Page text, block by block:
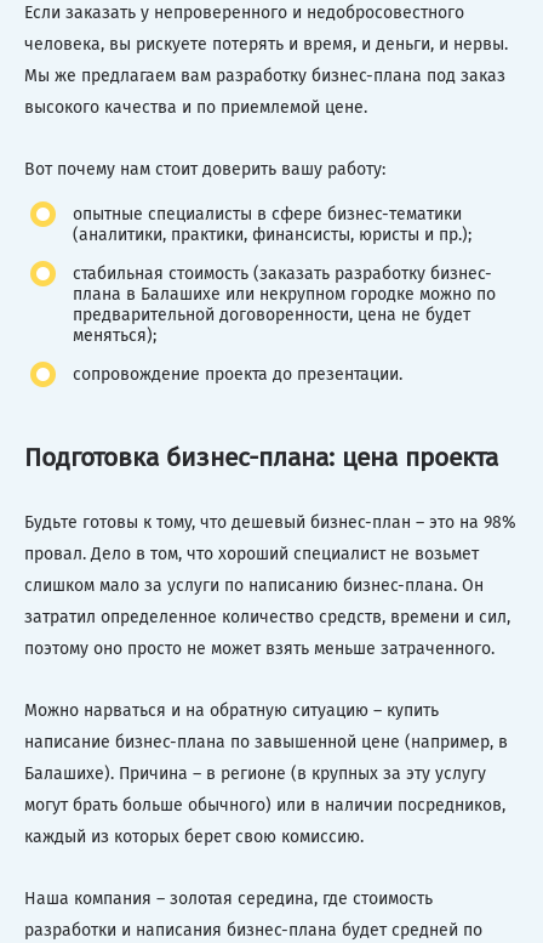
Если заказать у непроверенного и недобросовестного
человека, вы рискуете потерять и время, и деньги, и нервы.
Мы же предлагаем вам разработку бизнес-плана под заказ
высокого качества и по приемлемой цене.
Вот почему нам стоит доверить вашу работу:
опытные специалисты в сфере бизнес-тематики
(аналитики, практики, финансисты, юристы и пр.);
стабильная стоимость (заказать разработку бизнес-
плана в Балашихе или некрупном городке можно по
предварительной договоренности, цена не будет
меняться);
сопровождение проекта до презентации.
Подготовка бизнес-плана: цена проекта
Будьте готовы к тому, что дешевый бизнес-план – это на 98%
провал. Дело в том, что хороший специалист не возьмет
слишком мало за услуги по написанию бизнес-плана. Он
затратил определенное количество средств, времени и сил,
поэтому оно просто не может взять меньше затраченного.
Можно нарваться и на обратную ситуацию – купить
написание бизнес-плана по завышенной цене (например, в
Балашихе). Причина – в регионе (в крупных за эту услугу
могут брать больше обычного) или в наличии посредников,
каждый из которых берет свою комиссию.
Наша компания – золотая середина, где стоимость
разработки и написания бизнес-плана будет средней по